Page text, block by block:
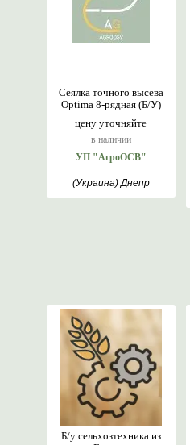
цену уточняйте
в наличии
Сеялка точного высева
Optima 8-рядная (Б/У)
УП "АгроОСВ"
(Украина) Днепр
Б/у сельхозтехника из